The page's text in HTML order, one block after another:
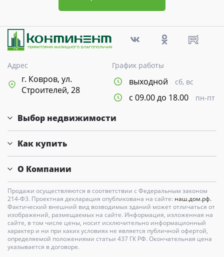
Адрес
г. Ковров, ул.
Строителей, 28
График работы
выходной сб, вс
с 09.00 до 18.00 пн-пт
Выбор недвижимости
Как купить
О Компании
Продажи осуществляются в соответствии с Федеральным законом
214-Ф3. Проектная декларация опубликована на сайте: наш.дом.рф.
Фактический внешний вид возводимых зданий может отличаться от
изображений, размещаемых на сайте. Информация, изложенная на
сайте, в том числе цены, носит исключительно информационный
характер и ни при каких условиях не является публичной офертой,
определяемой положениями статьи 437 ГК РФ. Окончательная цена
указывается в договоре.